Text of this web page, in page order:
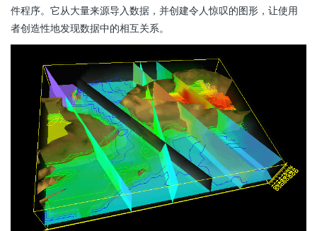
件程序。它从大量来源导入数据，并创建令人惊叹的图形，让使用
者创造性地发现数据中的相互关系。